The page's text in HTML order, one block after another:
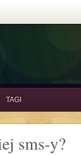
TAGI
sms-y?